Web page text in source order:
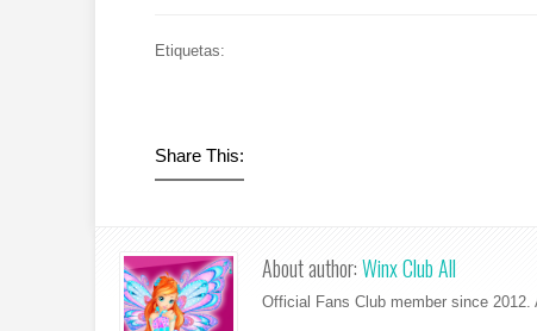
Etiquetas:
Share This:
About author:Winx Club All
Official Fans Club member since